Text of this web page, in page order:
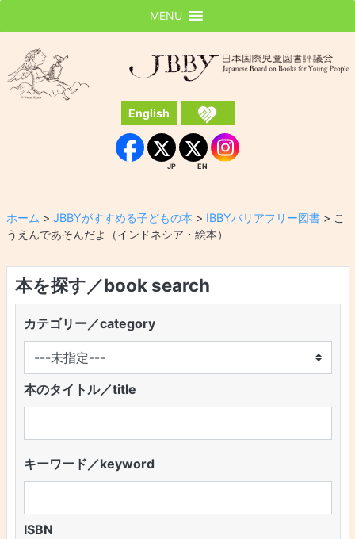
JBBY
English
Facebook
JP
JP
EN
EN Instagram
MENU
ホーム > JBBYがすすめる子どもの本 > IBBYバリアフリー図書> こ
うえんであそんだよ（インドネシア・絵本）
本を探す／book search
カテゴリー／category
本のタイトル／title
キーワード／keyword
ISBN